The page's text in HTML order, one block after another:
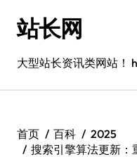
站长网
大型站长资讯类网站！
首页 百科
2025
搜索引擎算法更新：